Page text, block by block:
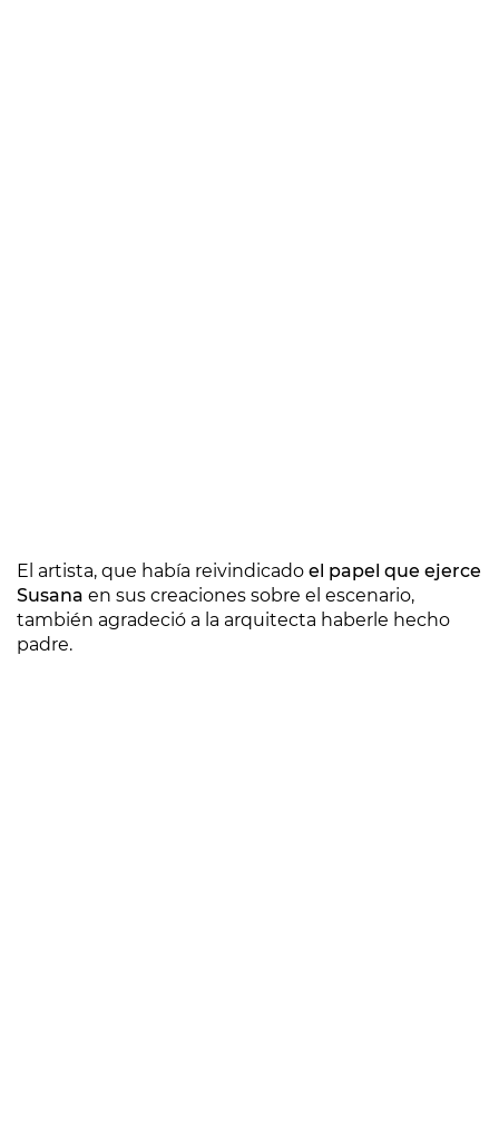
El artista, que había reivindicado el papel que ejerce
Susana en sus creaciones sobre el escenario,
también agradeció a la arquitecta haberle hecho
padre.